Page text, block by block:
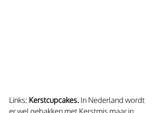
Links: Kerstcupcakes. In Nederland wordt